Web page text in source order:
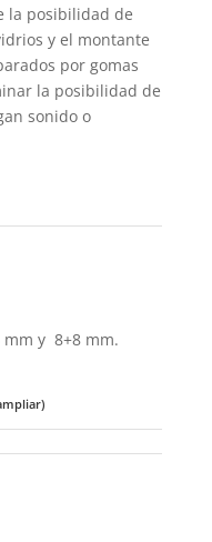
la posibilidad de
y el montante
por gomas
la posibilidad de
sonido o
y 8+8 mm.